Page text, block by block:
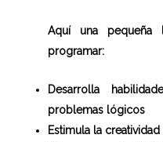
Aquí una
programar:
Desarrolla
problemas lógicos
Estimula la